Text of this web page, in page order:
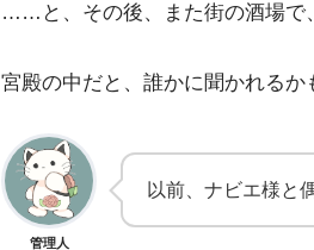
……と、その後、また街の酒場で
宮殿の中だと、誰かに聞かれるか
管理人
以前、ナビエ様と